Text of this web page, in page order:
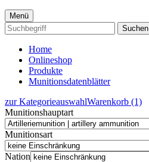
Menü
Suchen
Home
Onlineshop
Produkte
Munitionsdatenblätter
zur KategorieauswahlWarenkorb (1)
Munitionshauptart
Munitionsart
Nation